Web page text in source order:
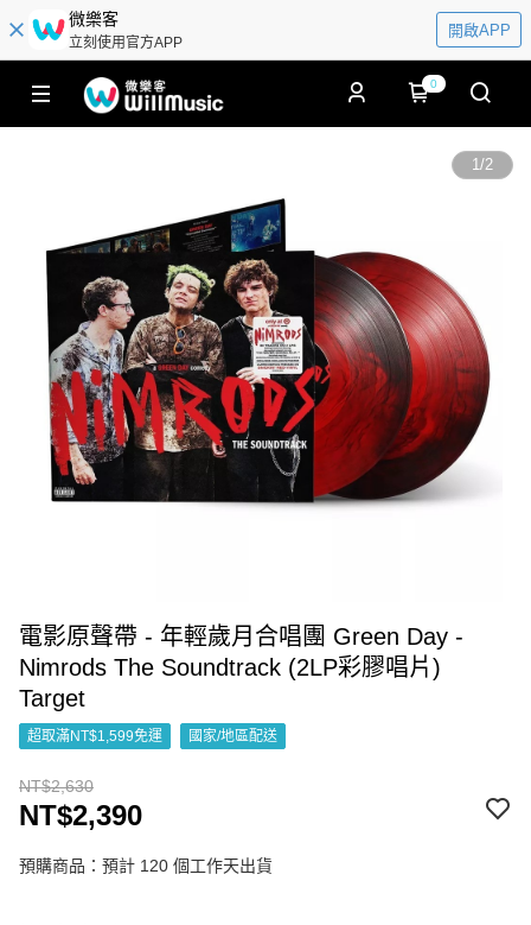
微樂客
立刻使用官方APP
開啟APP
0
1/2
電影原聲帶 - 年輕歲月合唱團 Green Day -
Nimrods The Soundtrack (2LP彩膠唱片)
Target
超取滿NT$1,599免運 國家/地區配送
NT$2,630
NT$2,390
預購商品：預計 120 個工作天出貨